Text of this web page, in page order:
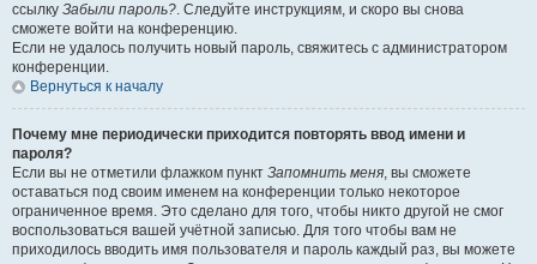
ссылку Забыли пароль?. Следуйте инструкциям, и скоро вы снова
сможете войти на конференцию.
Если не удалось получить новый пароль, свяжитесь с администратором
конференции.
Вернуться к началу
Почему мне периодически приходится повторять ввод имени и
пароля?
Если вы не отметили флажком пункт Запомнить меня, вы сможете
оставаться под своим именем на конференции только некоторое
ограниченное время. Это сделано для того, чтобы никто другой не смог
воспользоваться вашей учётной записью. Для того чтобы вам не
приходилось вводить имя пользователя и пароль каждый раз, вы можете